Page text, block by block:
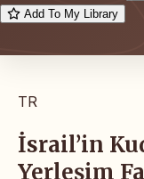
Add To My Library
TR
İsrail’in
Yerleşim